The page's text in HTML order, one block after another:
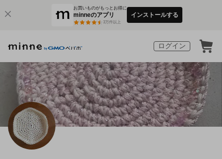
お買いものがもっとお得に
minneのアプリ
3万件以上
インストールする
ログイン